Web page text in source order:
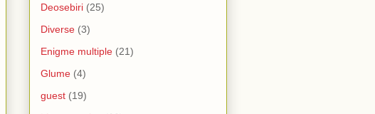
Deosebiri (25)
Diverse (3)
Enigme multiple (21)
Glume (4)
guest (19)